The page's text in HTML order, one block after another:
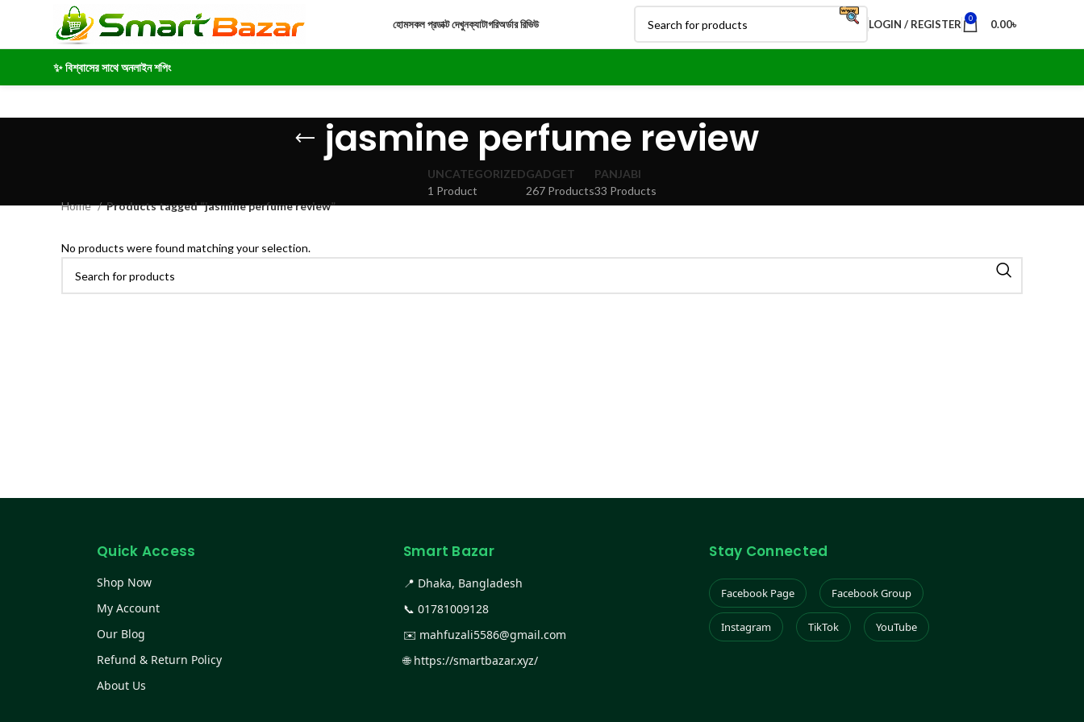
হোমসকল প্রডাক্ট দেখুনক্যাটাগরিঅর্ডার রিভিউ LOGIN / REGISTER 0 0.00৳
✨ বিশ্বাসের সাথে অনলাইন শপিং
jasmine perfume review
UNCATEGORIZED
1 Product
GADGET
267 Products
PANJABI
33 Products
Home
Products tagged “jasmine perfume review”
No products were found matching your selection.
Quick Access
Shop Now
My Account
Our Blog
Refund & Return Policy
About Us
Smart Bazar
📍 Dhaka, Bangladesh
📞 01781009128
✉️ mahfuzali5586@gmail.com
🌐 https://smartbazar.xyz/
Stay Connected
Facebook Page Facebook Group
Instagram TikTok YouTube